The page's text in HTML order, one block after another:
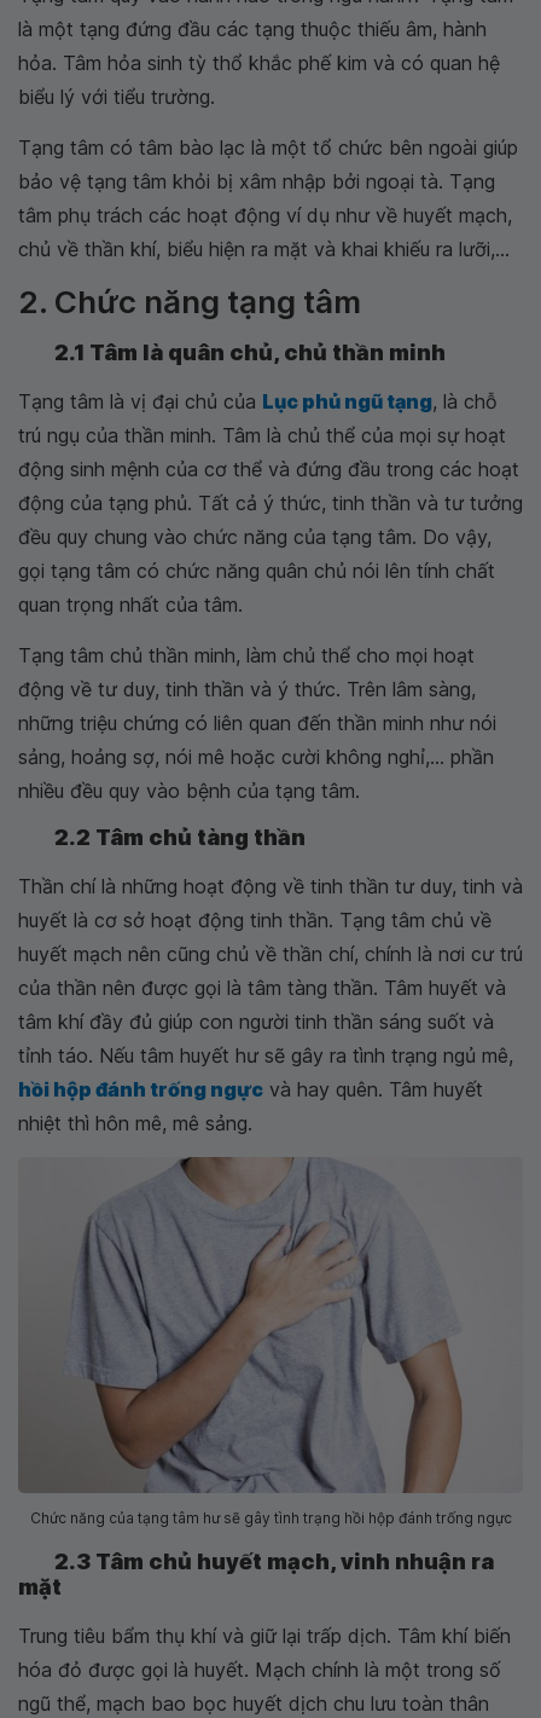
là một tạng đứng đầu các tạng thuộc thiếu âm, hành
hỏa. Tâm hỏa sinh tỳ thổ khắc phế kim và có quan hệ
biểu lý với tiểu trường.
Tạng tâm có tâm bào lạc là một tổ chức bên ngoài giúp
bảo vệ tạng tâm khỏi bị xâm nhập bởi ngoại tà. Tạng
tâm phụ trách các hoạt động ví dụ như về huyết mạch,
chủ về thần khí, biểu hiện ra mặt và khai khiếu ra lưỡi,...
2. Chức năng tạng tâm
2.1 Tâm là quân chủ, chủ thần minh
Tạng tâm là vị đại chủ của Lục phủ ngũ tạng, là chỗ
trú ngụ của thần minh. Tâm là chủ thể của mọi sự hoạt
động sinh mệnh của cơ thể và đứng đầu trong các hoạt
động của tạng phủ. Tất cả ý thức, tinh thần và tư tưởng
đều quy chung vào chức năng của tạng tâm. Do vậy,
gọi tạng tâm có chức năng quân chủ nói lên tính chất
quan trọng nhất của tâm.
Tạng tâm chủ thần minh, làm chủ thể cho mọi hoạt
động về tư duy, tinh thần và ý thức. Trên lâm sàng,
những triệu chứng có liên quan đến thần minh như nói
sảng, hoảng sợ, nói mê hoặc cười không nghỉ,... phần
nhiều đều quy vào bệnh của tạng tâm.
2.2 Tâm chủ tàng thần
Thần chí là những hoạt động về tinh thần tư duy, tinh và
huyết là cơ sở hoạt động tinh thần. Tạng tâm chủ về
huyết mạch nên cũng chủ về thần chí, chính là nơi cư trú
của thần nên được gọi là tâm tàng thần. Tâm huyết và
tâm khí đầy đủ giúp con người tinh thần sáng suốt và
tỉnh táo. Nếu tâm huyết hư sẽ gây ra tình trạng ngủ mê,
hồi hộp đánh trống ngực và hay quên. Tâm huyết
nhiệt thì hôn mê, mê sảng.
Chức năng của tạng tâm hư sẽ gây tình trạng hồi hộp đánh trống ngực
2.3 Tâm chủ huyết mạch, vinh nhuận ra
mặt
Trung tiêu bẩm thụ khí và giữ lại trấp dịch. Tâm khí biến
hóa đỏ được gọi là huyết. Mạch chính là một trong số
ngũ thể, mạch bao bọc huyết dịch chu lưu toàn thân